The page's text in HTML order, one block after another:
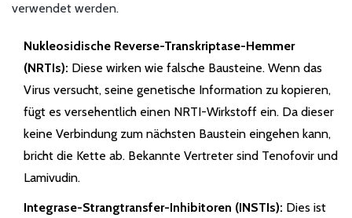
verwendet werden.
Nukleosidische Reverse-Transkriptase-Hemmer
(NRTIs): Diese wirken wie falsche Bausteine. Wenn das
Virus versucht, seine genetische Information zu kopieren,
fügt es versehentlich einen NRTI-Wirkstoff ein. Da dieser
keine Verbindung zum nächsten Baustein eingehen kann,
bricht die Kette ab. Bekannte Vertreter sind Tenofovir und
Lamivudin.
Integrase-Strangtransfer-Inhibitoren (INSTIs): Dies ist